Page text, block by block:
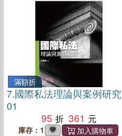
滿額折
7.國際私法理論與案例研究
01
95
361
庫存：1